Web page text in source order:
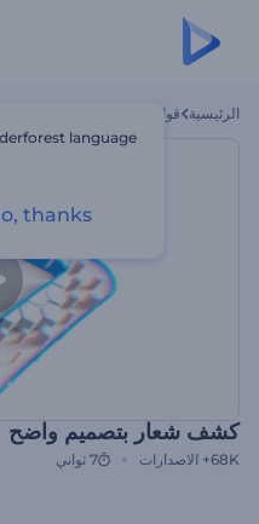
الرئيسية قوالب
كشف شعار بتصميم واضح
68K+ الاصدارات 7 ثواني
language
thanks